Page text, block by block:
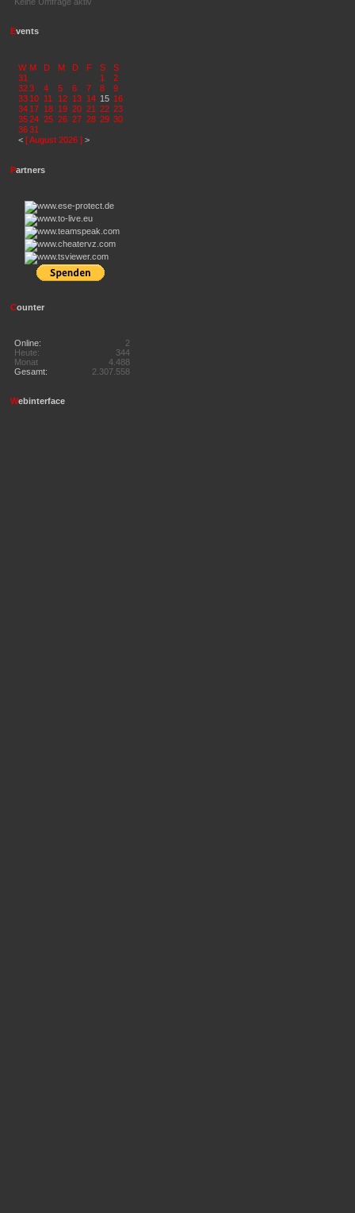
Events
W M D M D F S
S
31
1
2
32 3 4 5 6 7 8
9
33 10 11 12 13 14 15 16
34 17 18 19 20 21 22 23
35 24 25 26 27 28 29 30
36 31
<[ August 2026 ] >
Partners
Counter
Online:
2
Heute:
344
Monat
4.488
Gesamt:
2.307.558
Webinterface